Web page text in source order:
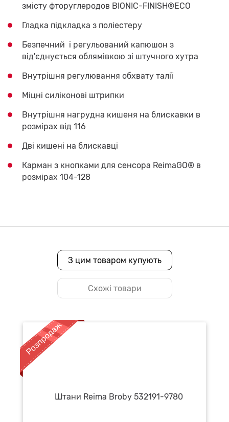
змісту фторуглеродов BIONIC-FINISH®ECO
Гладка підкладка з поліестеру
Безпечний і регульований капюшон з
від'єднується облямівкою зі штучного хутра
Внутрішня регулювання обхвату талії
Міцні силіконові штрипки
Внутрішня нагрудна кишеня на блискавки в
розмірах від 116
Дві кишені на блискавці
Карман з кнопками для сенсора ReimaGO® в
розмірах 104-128
З цим товаром купують
Схожі товари